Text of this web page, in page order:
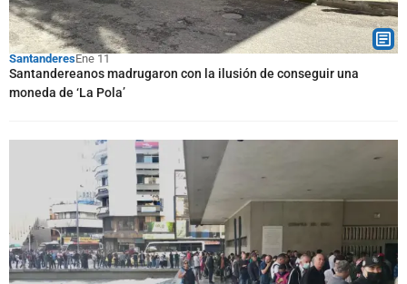
SantanderesEne 11
Santandereanos madrugaron con la ilusión de conseguir una
moneda de ‘La Pola’